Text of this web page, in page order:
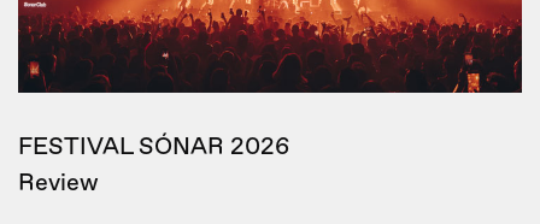
FESTIVAL SÓNAR 2026
Review